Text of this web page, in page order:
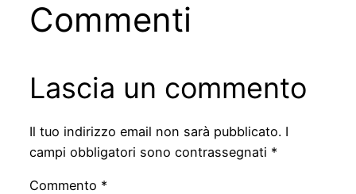
Commenti
Lascia un commento
Il tuo indirizzo email non sarà pubblicato. I
campi obbligatori sono contrassegnati *
Commento *